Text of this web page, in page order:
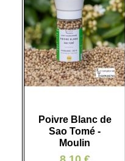
Poivre Blanc de
Sao Tomé -
Moulin